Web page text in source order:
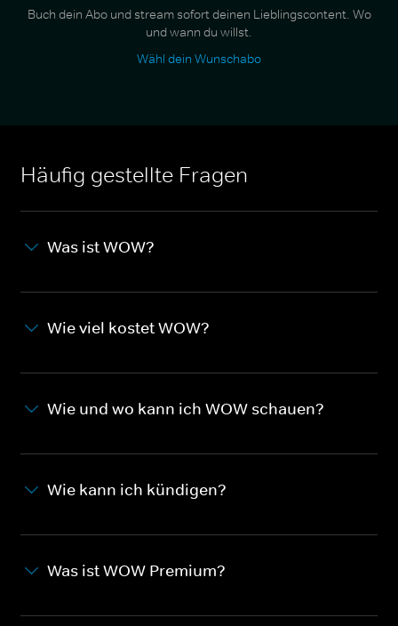
Buch dein Abo und stream sofort deinen Lieblingscontent. Wo
und wann du willst.
Wähl dein Wunschabo
Häufig gestellte Fragen
Was ist WOW?
Wie viel kostet WOW?
Wie und wo kann ich WOW schauen?
Wie kann ich kündigen?
Was ist WOW Premium?